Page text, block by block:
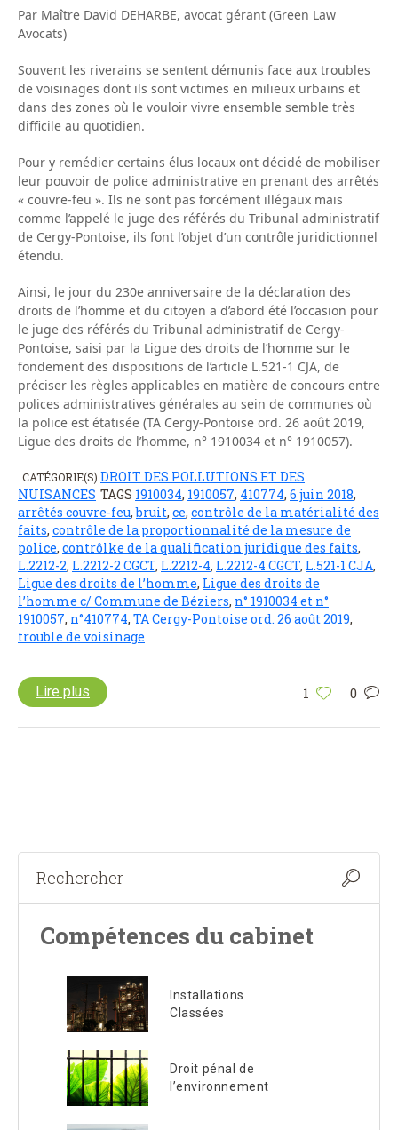
Par Maître David DEHARBE, avocat gérant (Green Law
Avocats)
Souvent les riverains se sentent démunis face aux troubles
de voisinages dont ils sont victimes en milieux urbains et
dans des zones où le vouloir vivre ensemble semble très
difficile au quotidien.
Pour y remédier certains élus locaux ont décidé de mobiliser
leur pouvoir de police administrative en prenant des arrêtés
« couvre-feu ». Ils ne sont pas forcément illégaux mais
comme l’appelé le juge des référés du Tribunal administratif
de Cergy-Pontoise, ils font l’objet d’un contrôle juridictionnel
étendu.
Ainsi, le jour du 230e anniversaire de la déclaration des
droits de l’homme et du citoyen a d’abord été l’occasion pour
le juge des référés du Tribunal administratif de Cergy-
Pontoise, saisi par la Ligue des droits de l’homme sur le
fondement des dispositions de l’article L.521-1 CJA, de
préciser les règles applicables en matière de concours entre
polices administratives générales au sein de communes où
la police est étatisée (TA Cergy-Pontoise ord. 26 août 2019,
Ligue des droits de l’homme, n° 1910034 et n° 1910057).
CATÉGORIE(S) DROIT DES POLLUTIONS ET DES
NUISANCES TAGS 1910034, 1910057, 410774, 6 juin 2018,
arrêtés couvre-feu,bruit, ce, contrôle de la matérialité des
faits, contrôle de la proportionnalité de la mesure de
police, contrôlke de la qualification juridique des faits,
L.2212-2, L.2212-2 CGCT, L.2212-4, L.2212-4 CGCT, L.521-1 CJA,
Ligue des droits de l’homme, Ligue des droits de
l’homme c/ Commune de Béziers, n° 1910034 et n°
1910057, n°410774, TA Cergy-Pontoise ord. 26 août 2019,
trouble de voisinage
1 0
Lire plus
Compétences du cabinet
Installations
Classées
Droit pénal de
l’environnement